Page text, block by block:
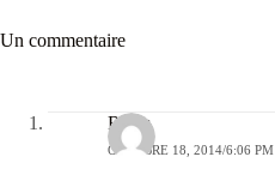
Un commentaire
Regis
OCTOBRE 18, 2014/6:06 PM